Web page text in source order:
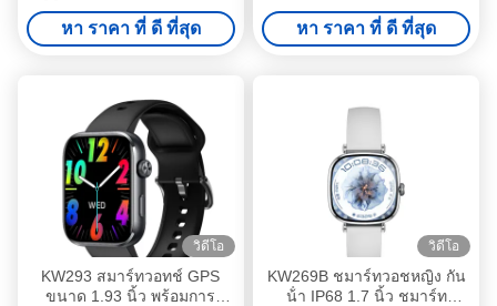
ร์ท IP68 กันน้ํา
หา ราคา ที่ ดี ที่สุด
ความฟิตเนสเบา เครื่องติดตาม
ความฟิตเนส Smart Watch
With BT Calling
หา ราคา ที่ ดี ที่สุด
วิดีโอ
KW293 สมาร์ทวอทช์ GPS
ขนาด 1.93 นิ้ว พร้อมการ
วิดีโอ
KW269B ชมาร์ทวอชหญิง กัน
น้ํา IP68 1.7 นิ้ว ชมาร์ท